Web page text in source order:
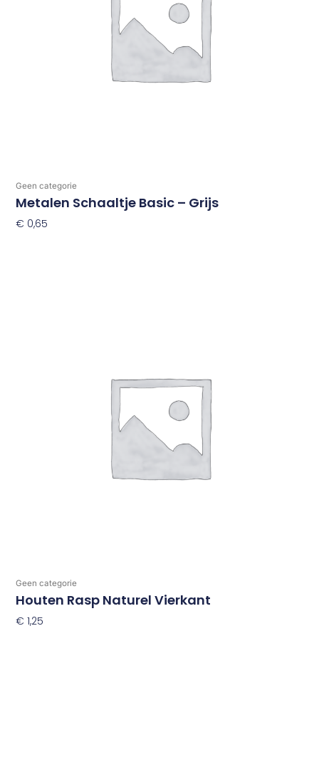
Geen categorie
Metalen Schaaltje Basic – Grijs
€ 0,65
Geen categorie
Houten Rasp Naturel Vierkant
€ 1,25